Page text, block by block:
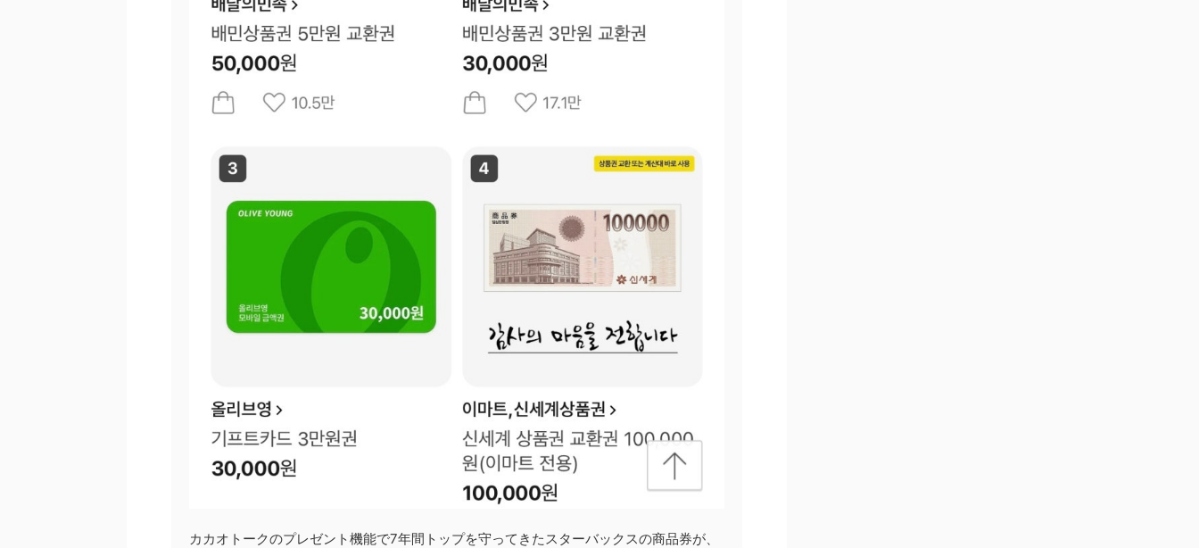
カカオトークのプレゼント機能で7年間トップを守ってきたスターバックスの商品券が、